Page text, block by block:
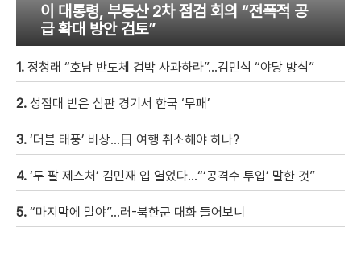
이 대통령, 부동산 2차 점검 회의 “전폭적 공
급 확대 방안 검토”
1. 정청래 “호남 반도체 겁박 사과하라”…김민석 “야당 방식”
2. 성접대 받은 심판 경기서 한국 ‘무패’
3. ‘더블 태풍’ 비상…日 여행 취소해야 하나?
4. ‘두 팔 제스처’ 김민재 입 열었다…“‘공격수 투입’ 말한 것”
5. “마지막에 말야”…러-북한군 대화 들어보니